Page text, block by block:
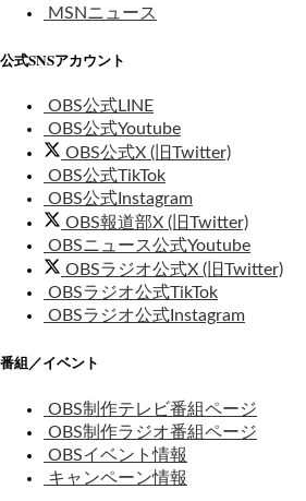
MSNニュース
公式SNSアカウント
OBS公式LINE
OBS公式Youtube
OBS公式X (旧Twitter)
OBS公式TikTok
OBS公式Instagram
OBS報道部X (旧Twitter)
OBSニュース公式Youtube
OBSラジオ公式X (旧Twitter)
OBSラジオ公式TikTok
OBSラジオ公式Instagram
番組／イベント
OBS制作テレビ番組ページ
OBS制作ラジオ番組ページ
OBSイベント情報
キャンペーン情報